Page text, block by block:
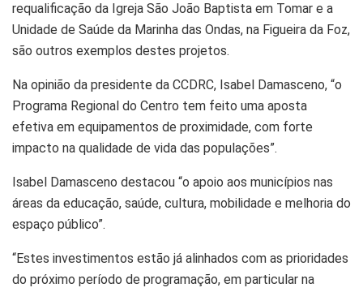
requalificação da Igreja São João Baptista em Tomar e a
Unidade de Saúde da Marinha das Ondas, na Figueira da Foz,
são outros exemplos destes projetos.
Na opinião da presidente da CCDRC, Isabel Damasceno, “o
Programa Regional do Centro tem feito uma aposta
efetiva em equipamentos de proximidade, com forte
impacto na qualidade de vida das populações”.
Isabel Damasceno destacou “o apoio aos municípios nas
áreas da educação, saúde, cultura, mobilidade e melhoria do
espaço público”.
“Estes investimentos estão já alinhados com as prioridades
do próximo período de programação, em particular na